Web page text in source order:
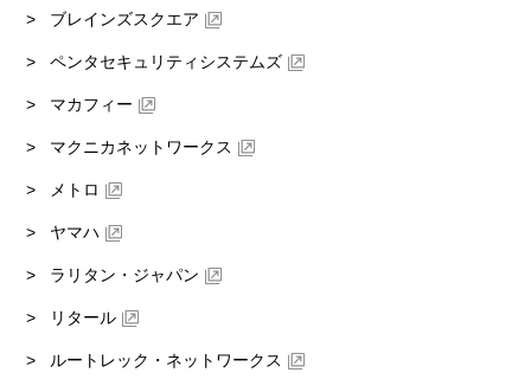
ブレインズスクエア
ペンタセキュリティシステムズ
マカフィー
マクニカネットワークス
メトロ
ヤマハ
ラリタン・ジャパン
リタール
ルートレック・ネットワークス